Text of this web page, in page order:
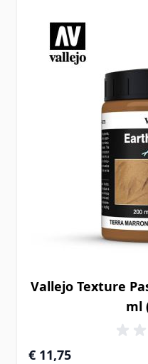
Vallejo Texture
ml
€ 11,75